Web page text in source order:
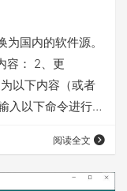
国内的软件源。
容： 2、更
以下内容（或者
入以下命令进行更
couldn't be
阅读全文